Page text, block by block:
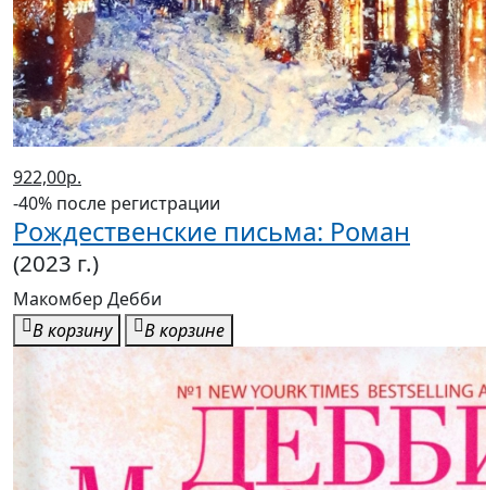
922,00р.
-40% после регистрации
Рождественские письма: Роман
(2023 г.)
Макомбер Дебби
В корзину